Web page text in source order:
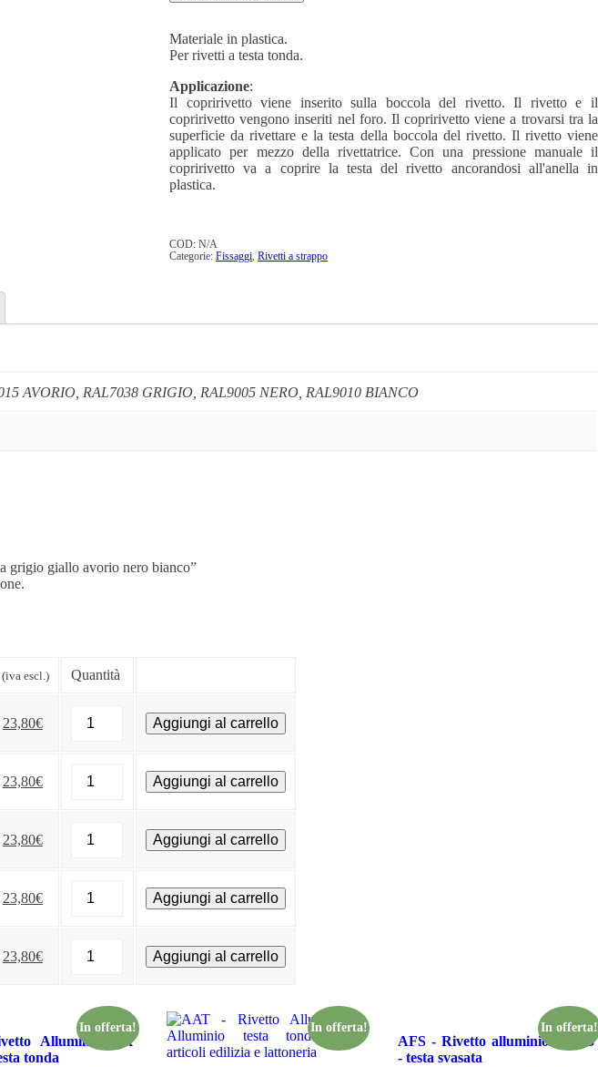
Materiale in plastica.
Per rivetti a testa tonda.
Applicazione:
Il copririvetto viene inserito sulla boccola del rivetto. Il rivetto e il
copririvetto vengono inseriti nel foro. Il copririvetto viene a trovarsi tra la
superficie da rivettare e la testa della boccola del rivetto. Il rivetto viene
applicato per mezzo della rivettatrice. Con una pressione manuale il
copririvetto va a coprire la testa del rivetto ancorandosi all'anella in
plastica.
COD:N/A
Categorie:Fissaggi ,Rivetti a strappo
AVORIO, RAL7038 GRIGIO, RAL9005 NERO, RAL9010 BIANCO
grigio giallo avorio nero bianco”
(iva escl.) Quantità
23,80€
anella
nero
Aggiungi al carrello
23,80€
anella
nero
Aggiungi al carrello
23,80€
anella
nero
Aggiungi al carrello
23,80€
anella
avorio
nero
bianco
quantità
Aggiungi al carrello
23,80€
anella
grigio
giallo
Aggiungi al carrello
In offerta!
Alluminio/Inox
tonda
In offerta! In offerta!
AFS - Rivetto alluminio/acciaio
- testa svasata